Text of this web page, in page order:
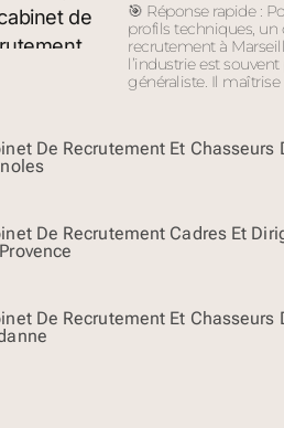
🎯 Réponse rapide :
profils techniques, un
recrutement à
l’industrie est
généraliste. Il maîtrise
De Recrutement Et Chasseurs
De Recrutement Cadres Et
De Recrutement Et Chasseurs